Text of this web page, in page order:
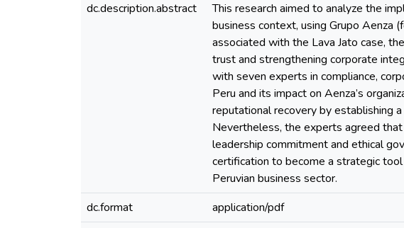
dc.description.abstract
This research aimed to analyze the
business context, using Grupo Aenza
associated with the Lava Jato case,
trust and strengthening corporate
with seven experts in compliance,
Peru and its impact on Aenza’s
reputational recovery by establishing
Nevertheless, the experts agreed
leadership commitment and ethical
certification to become a strategic
Peruvian business sector.
dc.format
application/pdf